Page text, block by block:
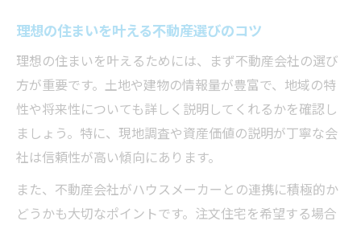
理想の住まいを叶える不動産選びのコツ
理想の住まいを叶えるためには、まず不動産会社の選び
方が重要です。土地や建物の情報量が豊富で、地域の特
性や将来性についても詳しく説明してくれるかを確認し
ましょう。特に、現地調査や資産価値の説明が丁寧な会
社は信頼性が高い傾向にあります。
また、不動産会社がハウスメーカーとの連携に積極的か
どうかも大切なポイントです。注文住宅を希望する場合